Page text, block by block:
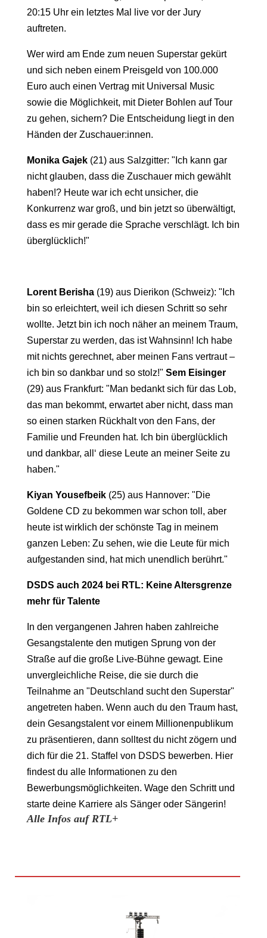
20:15 Uhr ein letztes Mal live vor der Jury
auftreten.
Wer wird am Ende zum neuen Superstar gekürt
und sich neben einem Preisgeld von 100.000
Euro auch einen Vertrag mit Universal Music
sowie die Möglichkeit, mit Dieter Bohlen auf Tour
zu gehen, sichern? Die Entscheidung liegt in den
Händen der Zuschauer:innen.
Monika Gajek(21) aus Salzgitter: "Ich kann gar
nicht glauben, dass die Zuschauer mich gewählt
haben!? Heute war ich echt unsicher, die
Konkurrenz war groß, und bin jetzt so überwältigt,
dass es mir gerade die Sprache verschlägt. Ich bin
überglücklich!"
Lorent Berisha(19) aus Dierikon (Schweiz): "Ich
bin so erleichtert, weil ich diesen Schritt so sehr
wollte. Jetzt bin ich noch näher an meinem Traum,
Superstar zu werden, das ist Wahnsinn! Ich habe
mit nichts gerechnet, aber meinen Fans vertraut –
ich bin so dankbar und so stolz!" Sem Eisinger
(29) aus Frankfurt: "Man bedankt sich für das Lob,
das man bekommt, erwartet aber nicht, dass man
so einen starken Rückhalt von den Fans, der
Familie und Freunden hat. Ich bin überglücklich
und dankbar, all‘ diese Leute an meiner Seite zu
haben."
Kiyan Yousefbeik(25) aus Hannover: "Die
Goldene CD zu bekommen war schon toll, aber
heute ist wirklich der schönste Tag in meinem
ganzen Leben: Zu sehen, wie die Leute für mich
aufgestanden sind, hat mich unendlich berührt."
DSDS auch 2024 bei RTL: Keine Altersgrenze
mehr für Talente
In den vergangenen Jahren haben zahlreiche
Gesangstalente den mutigen Sprung von der
Straße auf die große Live-Bühne gewagt. Eine
unvergleichliche Reise, die sie durch die
Teilnahme an "Deutschland sucht den Superstar"
angetreten haben. Wenn auch du den Traum hast,
dein Gesangstalent vor einem Millionenpublikum
zu präsentieren, dann solltest du nicht zögern und
dich für die 21. Staffel von DSDS bewerben. Hier
findest du alle Informationen zu den
Bewerbungsmöglichkeiten. Wage den Schritt und
starte deine Karriere als Sänger oder Sängerin!
Alle Infos auf RTL+